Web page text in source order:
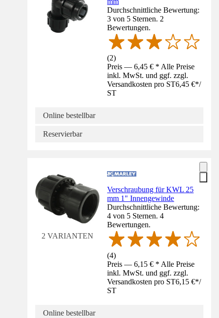
Durchschnittliche Bewertung:
3 von 5 Sternen. 2
Bewertungen.
(2)
Preis — 6,45 € * Alle Preise
inkl. MwSt. und ggf. zzgl.
Versandkosten pro ST6,45 €*/
ST
Online bestellbar
Reservierbar
2 VARIANTEN
Verschraubung für KWL 25
mm 1" Innengewinde
Durchschnittliche Bewertung:
4 von 5 Sternen. 4
Bewertungen.
(4)
Preis — 6,15 € * Alle Preise
inkl. MwSt. und ggf. zzgl.
Versandkosten pro ST6,15 €*/
ST
Online bestellbar